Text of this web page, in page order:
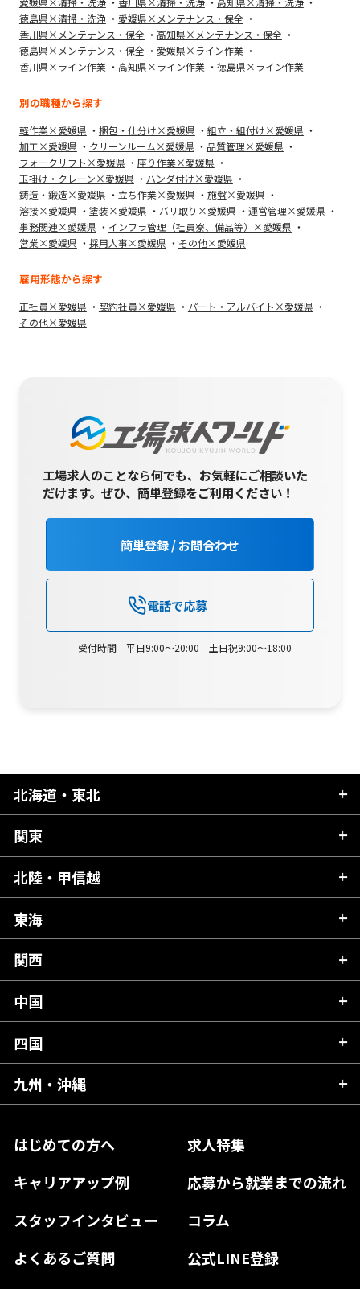
徳島県×清掃・洗浄
愛媛県×メンテナンス・保全
香川県×メンテナンス・保全
高知県×メンテナンス・保全
徳島県×メンテナンス・保全
愛媛県×ライン作業
香川県×ライン作業
高知県×ライン作業 徳島県×ライン作業
別の職種から探す
軽作業×愛媛県 梱包・仕分け×愛媛県
組立・組付け×愛媛県
加工×愛媛県
クリーンルーム×愛媛県
品質管理×愛媛県
フォークリフト×愛媛県
座り作業×愛媛県
玉掛け・クレーン×愛媛県
ハンダ付け×愛媛県
鋳造・鍛造×愛媛県
立ち作業×愛媛県
施盤×愛媛県
溶接×愛媛県
塗装×愛媛県 バリ取り×愛媛県
運営管理×愛媛県
事務関連×愛媛県
インフラ管理（社員寮、備品等）×愛媛県
営業×愛媛県
採用人事×愛媛県 その他×愛媛県
雇用形態から探す
正社員×愛媛県 契約社員×愛媛県
パート・アルバイト×愛媛県
その他×愛媛県
工場求人のことなら何でも、お気軽にご相談いた
だけます。ぜひ、簡単登録をご利用ください！
簡単登録 / お問合わせ
電話で応募
受付時間 平日9:00～20:00 土日祝9:00～18:00
はじめての方へ
求人特集
キャリアアップ例
応募から就業までの流れ
スタッフインタビュー
コラム
よくあるご質問
公式LINE登録
北海道・東北
北海道
青森県
秋田県
岩手県
宮城県
福島県
関東
茨城県
栃木県
群馬県
千葉県
東京都
神奈川県
北陸・甲信越
新潟県
富山県
石川県
山梨県
長野県
東海
岐阜県
静岡県
愛知県
関西
滋賀県
京都府
大阪府
奈良県
和歌山県
中国
広島県
岡山県
島根県
山口県
四国
愛媛県
高知県
徳島県
九州・沖縄
熊本県